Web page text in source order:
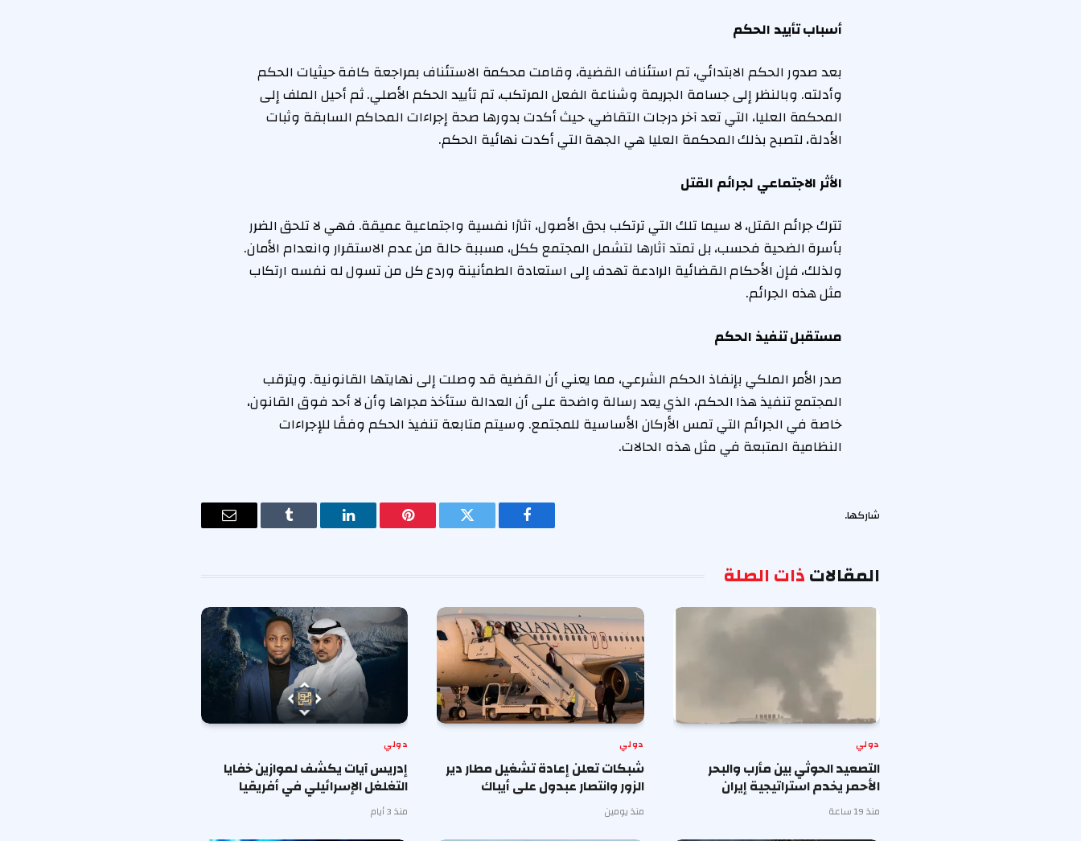
أسباب تأييد الحكم
بعد صدور الحكم الابتدائي، تم استئناف القضية، وقامت محكمة الاستئناف بمراجعة كافة حيثيات الحكم
وأدلته. وبالنظر إلى جسامة الجريمة وشناعة الفعل المرتكب، تم تأييد الحكم الأصلي. ثم أحيل الملف إلى
المحكمة العليا، التي تعد آخر درجات التقاضي، حيث أكدت بدورها صحة إجراءات المحاكم السابقة وثبات
الأدلة، لتصبح بذلك المحكمة العليا هي الجهة التي أكدت نهائية الحكم.
الأثر الاجتماعي لجرائم القتل
تترك جرائم القتل، لا سيما تلك التي ترتكب بحق الأصول، آثارًا نفسية واجتماعية عميقة. فهي لا تلحق الضرر
بأسرة الضحية فحسب، بل تمتد آثارها لتشمل المجتمع ككل، مسببة حالة من عدم الاستقرار وانعدام الأمان.
ولذلك، فإن الأحكام القضائية الرادعة تهدف إلى استعادة الطمأنينة وردع كل من تسول له نفسه ارتكاب
مثل هذه الجرائم.
مستقبل تنفيذ الحكم
صدر الأمر الملكي بإنفاذ الحكم الشرعي، مما يعني أن القضية قد وصلت إلى نهايتها القانونية. ويترقب
المجتمع تنفيذ هذا الحكم، الذي يعد رسالة واضحة على أن العدالة ستأخذ مجراها وأن لا أحد فوق القانون،
خاصة في الجرائم التي تمس الأركان الأساسية للمجتمع. وسيتم متابعة تنفيذ الحكم وفقًا للإجراءات
النظامية المتبعة في مثل هذه الحالات.
شاركها.
فيسبوك تويتر بينتيريستلينكدإن Tumblr
البريد
المقالاتذات الصلة
دولي
التصعيد الحوثي بين مأرب والبحر
الأحمر يخدم استراتيجية إيران
منذ 19 ساعة
دولي
شبكات تعلن إعادة تشغيل مطار دير
الزور وانتصار عبدول على أيباك
منذ يومين
دولي
إدريس آيات يكشف لموازين خفايا
التغلغل الإسرائيلي في أفريقيا
منذ 3 أيام